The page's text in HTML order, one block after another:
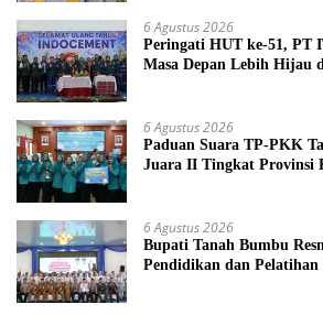
6 Agustus 2026
Peringati HUT ke-51, PT
Masa Depan Lebih Hijau
6 Agustus 2026
Paduan Suara TP-PKK
Juara II Tingkat Provinsi
6 Agustus 2026
Bupati Tanah Bumbu
Pendidikan dan